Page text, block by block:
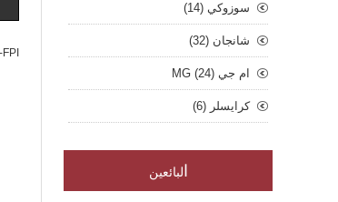
FPI- ديكور صدام امامي وسط سنتافي 23/22
سوزوكي (14)
شانجان (32)
ام جي MG (24)
كرايسلر (6)
لبائعين